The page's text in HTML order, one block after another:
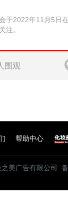
于2022年11月5日
注。
围观
帮助中心
美广告有限公司